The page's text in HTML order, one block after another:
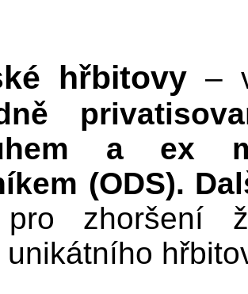
hřbitovy –
a ex
(ODS).
zhoršení